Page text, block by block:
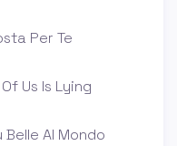
Per Te
Us Is Lying
Belle Al Mondo